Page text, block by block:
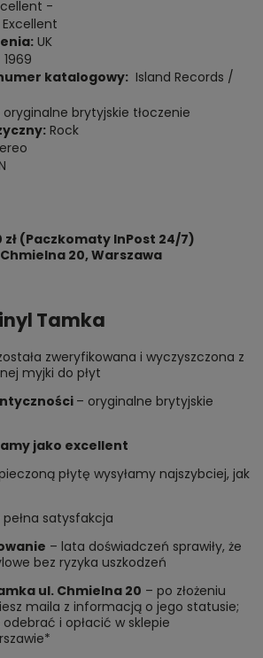
-
Excellent
UK
1969
katalogowy: Island Records /
oryginalne brytyjskie tłoczenie
Rock
zł (Paczkomaty InPost 24/7)
20, Warszawa
Tamka
zweryfikowana i wyczyszczona z
myjki do płyt
– oryginalne brytyjskie
jako excellent
płytę wysyłamy najszybciej, jak
pełna satysfakcja
– lata doświadczeń sprawiły, że
bez ryzyka uszkodzeń
ul. Chmielna 20 – po złożeniu
maila z informacją o jego statusie;
i opłacić w sklepie